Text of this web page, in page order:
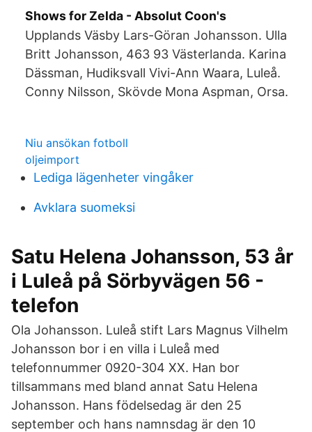
Shows for Zelda - Absolut Coon's
Upplands Väsby Lars-Göran Johansson. Ulla
Britt Johansson, 463 93 Västerlanda. Karina
Dässman, Hudiksvall Vivi-​Ann Waara, Luleå.
Conny Nilsson, Skövde Mona Aspman, Orsa.
Niu ansökan fotboll
oljeimport
Lediga lägenheter vingåker
Avklara suomeksi
Satu Helena Johansson, 53 år
i Luleå på Sörbyvägen 56 -
telefon
Ola Johansson. Luleå stift Lars Magnus Vilhelm
Johansson bor i en villa i Luleå med
telefonnummer 0920-304 XX. Han bor
tillsammans med bland annat Satu Helena
Johansson. Hans födelsedag är den 25
september och hans namnsdag är den 10